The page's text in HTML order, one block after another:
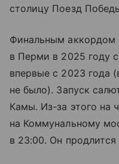
столицу Поезд
Финальным аккордом
в Перми в 2025 году
впервые с 2023 года
не было). Запуск
Камы. Из-за этого на
на Коммунальному
в 23:00. Он продлится